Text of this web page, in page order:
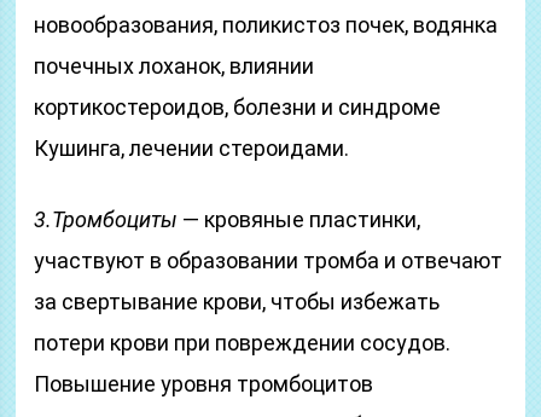
новообразования, поликистоз почек, водянка
почечных лоханок, влиянии
кортикостероидов, болезни и синдроме
Кушинга, лечении стероидами.
3.Тромбоциты — кровяные пластинки,
участвуют в образовании тромба и отвечают
за свертывание крови, чтобы избежать
потери крови при повреждении сосудов.
Повышение уровня тромбоцитов